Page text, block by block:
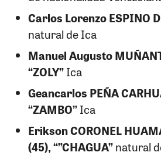
Carlos Lorenzo ESPINO
natural de Ica
Manuel Augusto
“ZOLY”Ica
Geancarlos PEÑA
“ZAMBO”Ica
Erikson CORONEL
(45), “”CHAGUA”natural